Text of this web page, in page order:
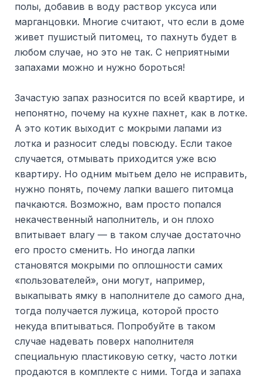
полы, добавив в воду раствор уксуса или
марганцовки. Многие считают, что если в доме
живет пушистый питомец, то пахнуть будет в
любом случае, но это не так. С неприятными
запахами можно и нужно бороться!
Зачастую запах разносится по всей квартире, и
непонятно, почему на кухне пахнет, как в лотке.
А это котик выходит с мокрыми лапами из
лотка и разносит следы повсюду. Если такое
случается, отмывать приходится уже всю
квартиру. Но одним мытьем дело не исправить,
нужно понять, почему лапки вашего питомца
пачкаются. Возможно, вам просто попался
некачественный наполнитель, и он плохо
впитывает влагу — в таком случае достаточно
его просто сменить. Но иногда лапки
становятся мокрыми по оплошности самих
«пользователей», они могут, например,
выкапывать ямку в наполнителе до самого дна,
тогда получается лужица, которой просто
некуда впитываться. Попробуйте в таком
случае надевать поверх наполнителя
специальную пластиковую сетку, часто лотки
продаются в комплекте с ними. Тогда и запаха